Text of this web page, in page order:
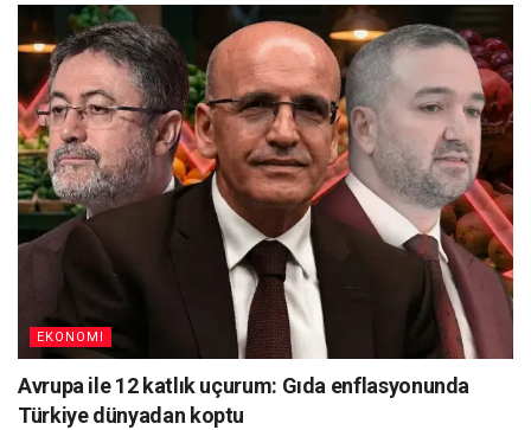
EKONOMI
Avrupa ile 12 katlık uçurum: Gıda enflasyonunda
Türkiye dünyadan koptu